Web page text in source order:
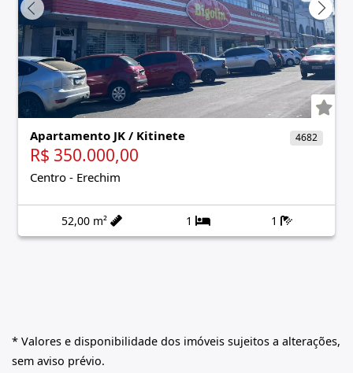
Apartamento JK / Kitinete 4682
R$ 350.000,00
Centro - Erechim
52,00 m² 1 1
* Valores e disponibilidade dos imóveis sujeitos a alterações,
sem aviso prévio.